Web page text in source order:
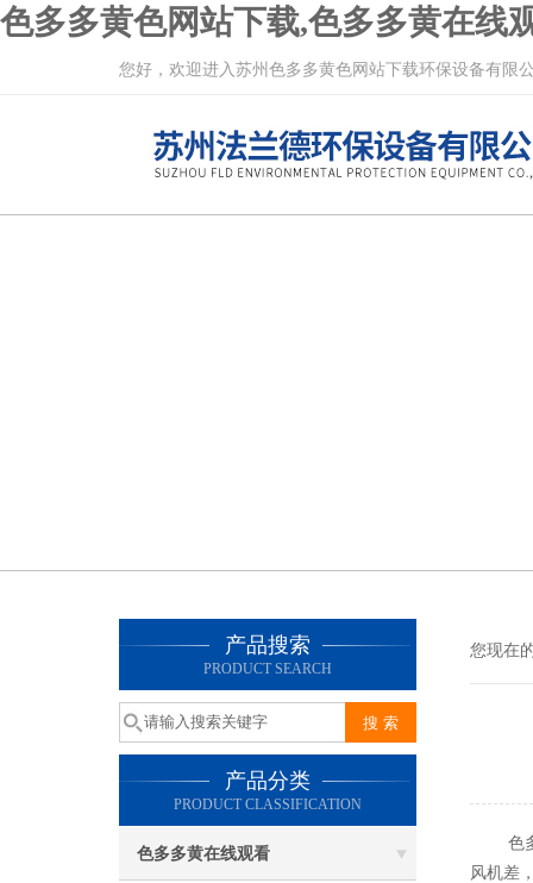
色多多黄色网站下载,色多多黄在线
您好，欢迎进入苏州色多多黄色网站下载环保设备有限公
产品搜索
PRODUCT SEARCH
产品分类
PRODUCT CLASSIFICATION
色多多黄在线观看
您现在的
色多多
风机差